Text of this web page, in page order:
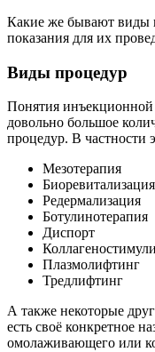
Какие же бывают виды
показания для их
Виды процедур
Понятия инъекционной
довольно большое
процедур. В частности
Мезотерапия
Биоревитализация
Редермализация
Ботулинотерапия
Диспорт
Плазмолифтинг
Тредлифтинг
А также некоторые
есть своё конкретное
омолаживающего или